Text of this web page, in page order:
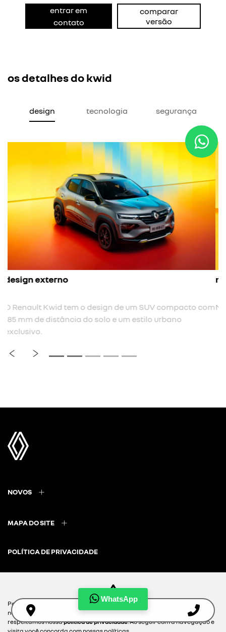
WhatsApp
entrar em
contato
comparar
versão
os detalhes do kwid
design tecnologia segurança
nova cor
Nova cor de carroceria cinza cassiopée.
POLÍTICA DE PRIVACIDADE
CNPJ: 02.847.681/0012-06
Desacelere. Seu bem maior é a vida.
Para otimizar sua experiência durante a navegação, fazemos uso de
nossa política de cookies e para proteger seus dados pessoais
respeitamos nossapolítica de privacidade. Ao seguir com a navegação e